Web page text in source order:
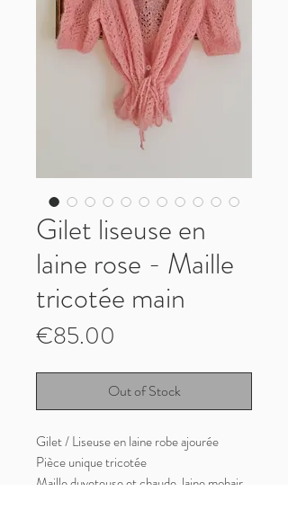
Gilet liseuse en
laine rose - Maille
tricotée main
€85.00
Out of Stock
Gilet / Liseuse en laine robe ajourée
Pièce unique tricotée
Maille duveteuse et chaude, laine mohair